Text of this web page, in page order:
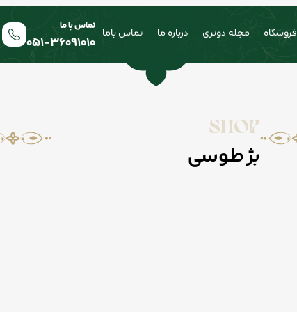
فروشگاه مجله دونری درباره ما تماس باما تماس با ما
051-36091010
SHOP
بژ طوسی